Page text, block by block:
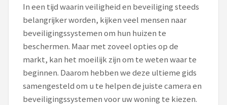
NAS
POPULAIRE MERKEN
Eufy
Home-Locking
In een tijd waarin veiligheid en beveiliging steeds
belangrijker worden, kijken veel mensen naar
beveiligingssystemen om hun huizen te
beschermen. Maar met zoveel opties op de
markt, kan het moeilijk zijn om te weten waar te
beginnen. Daarom hebben we deze ultieme gids
samengesteld om u te helpen de juiste camera en
beveiligingssystemen voor uw woning te kiezen.